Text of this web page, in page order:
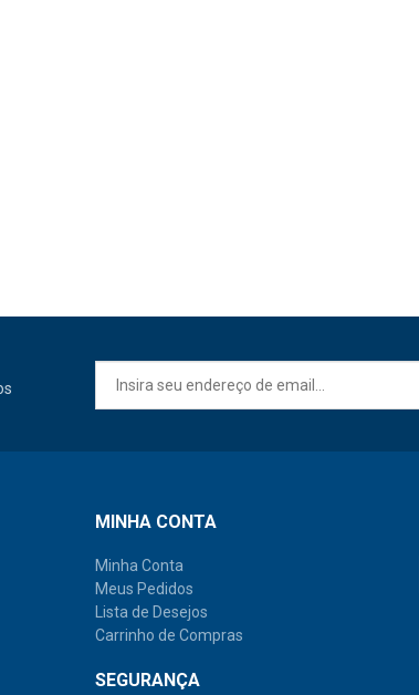
MINHA CONTA
Minha Conta
Meus Pedidos
Lista de Desejos
Carrinho de Compras
SEGURANÇA